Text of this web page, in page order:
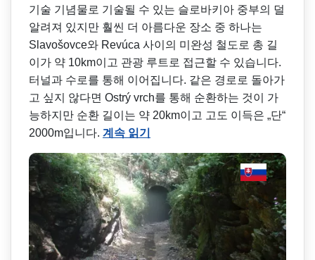
기술 기념물로 기술될 수 있는 슬로바키아 중부의 덜
알려져 있지만 훨씬 더 아름다운 장소 중 하나는
Slavošovce와 Revúca 사이의 미완성 철도로 총 길
이가 약 10km이고 관광 루트로 접근할 수 있습니다.
터널과 수로를 통해 이어집니다. 같은 경로로 돌아가
고 싶지 않다면 Ostrý vrch를 통해 순환하는 것이 가
능하지만 순환 길이는 약 20km이고 고도 이득은 „단“
2000m입니다. 계속 읽기